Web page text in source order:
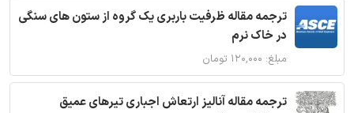
ترجمه مقاله ظرفیت باربری یک گروه از ستون های سنگی
در خاک نرم
مبلغ: ۱۲۰,۰۰۰ تومان
ترجمه مقاله آنالیز ارتعاش اجباری تیرهای عمیق